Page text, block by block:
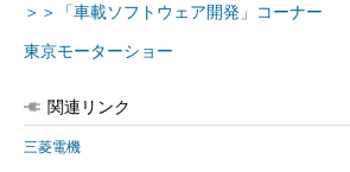
＞＞「車載ソフトウェア開発」コーナー
東京モーターショー
関連リンク
三菱電機